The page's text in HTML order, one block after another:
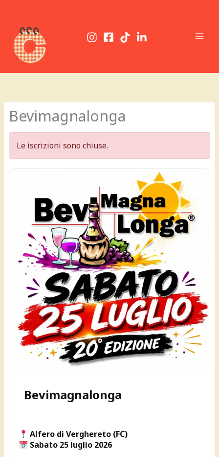
contenuto
Bevimagnalonga
Le iscrizioni sono chiuse.
Bevimagnalonga
Alfero di Verghereto (FC)
Sabato 25 luglio 2026